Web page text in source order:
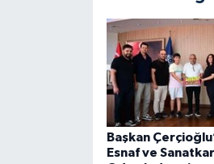
Başkan
Esnaf ve